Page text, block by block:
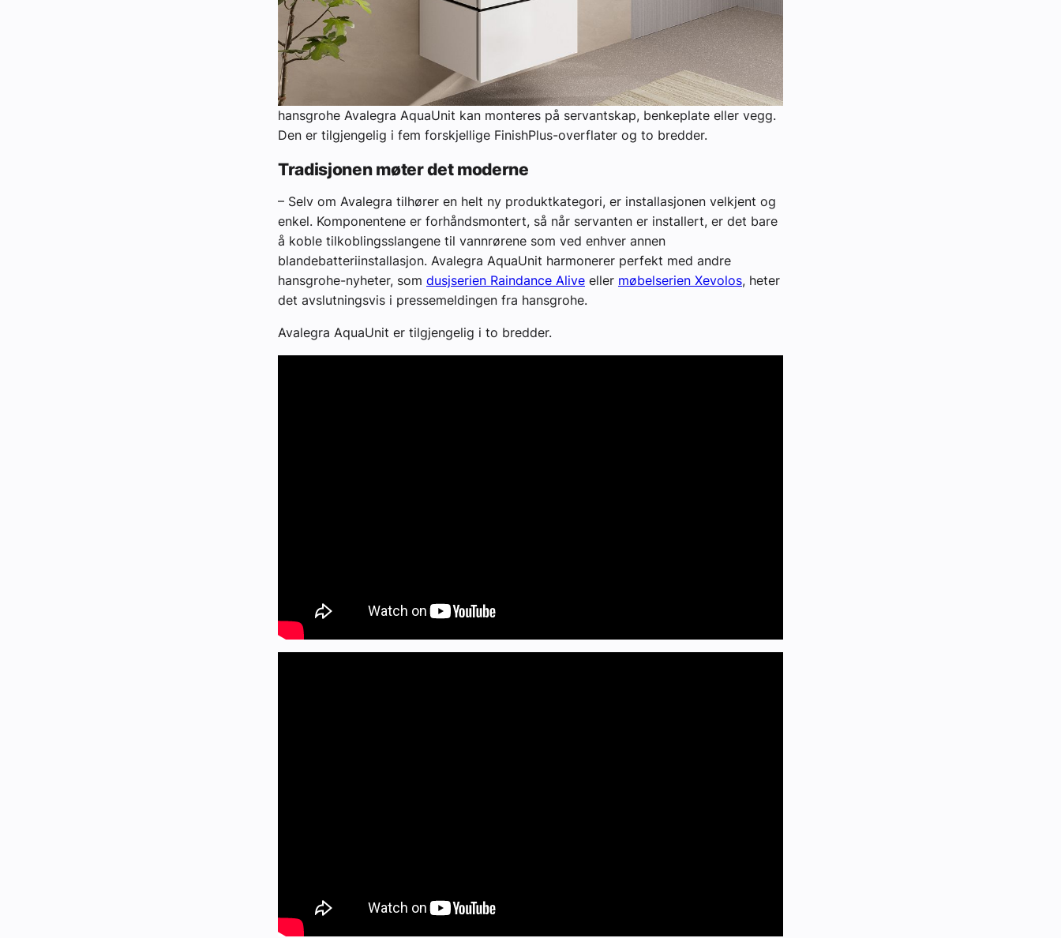
hansgrohe Avalegra AquaUnit kan monteres på servantskap, benkeplate eller vegg.
Den er tilgjengelig i fem forskjellige FinishPlus-overflater og to bredder.
Tradisjonen møter det moderne
– Selv om Avalegra tilhører en helt ny produktkategori, er installasjonen velkjent og
enkel. Komponentene er forhåndsmontert, så når servanten er installert, er det bare
å koble tilkoblingsslangene til vannrørene som ved enhver annen
blandebatteriinstallasjon. Avalegra AquaUnit harmonerer perfekt med andre
hansgrohe-nyheter, som dusjserien Raindance Alive eller møbelserien Xevolos, heter
det avslutningsvis i pressemeldingen fra hansgrohe.
Avalegra AquaUnit er tilgjengelig i to bredder.